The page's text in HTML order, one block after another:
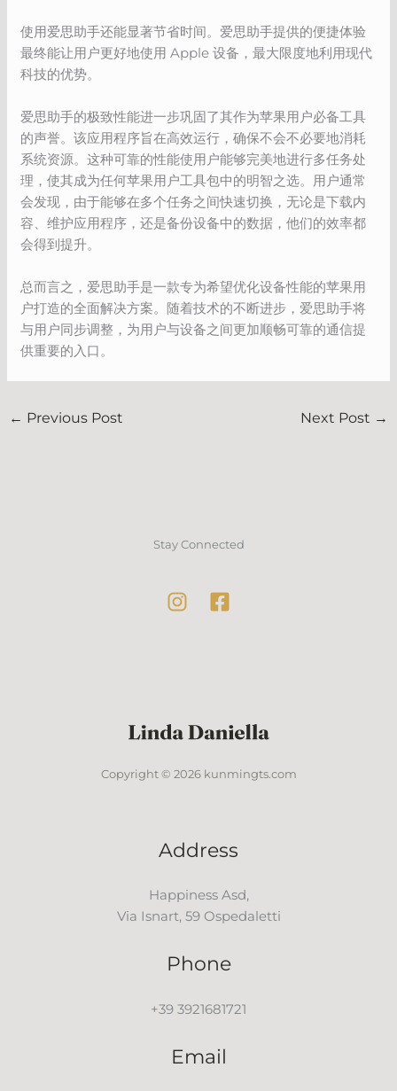
使用爱思助手还能显著节省时间。爱思助手提供的便捷体验
最终能让用户更好地使用 Apple 设备，最大限度地利用现代
科技的优势。
爱思助手的极致性能进一步巩固了其作为苹果用户必备工具
的声誉。该应用程序旨在高效运行，确保不会不必要地消耗
系统资源。这种可靠的性能使用户能够完美地进行多任务处
理，使其成为任何苹果用户工具包中的明智之选。用户通常
会发现，由于能够在多个任务之间快速切换，无论是下载内
容、维护应用程序，还是备份设备中的数据，他们的效率都
会得到提升。
总而言之，爱思助手是一款专为希望优化设备性能的苹果用
户打造的全面解决方案。随着技术的不断进步，爱思助手将
与用户同步调整，为用户与设备之间更加顺畅可靠的通信提
供重要的入口。
← Previous Post Next Post →
Stay Connected
Copyright © 2026 kunmingts.com
Address
Happiness Asd,
Via Isnart, 59 Ospedaletti
Phone
+39 3921681721
Email